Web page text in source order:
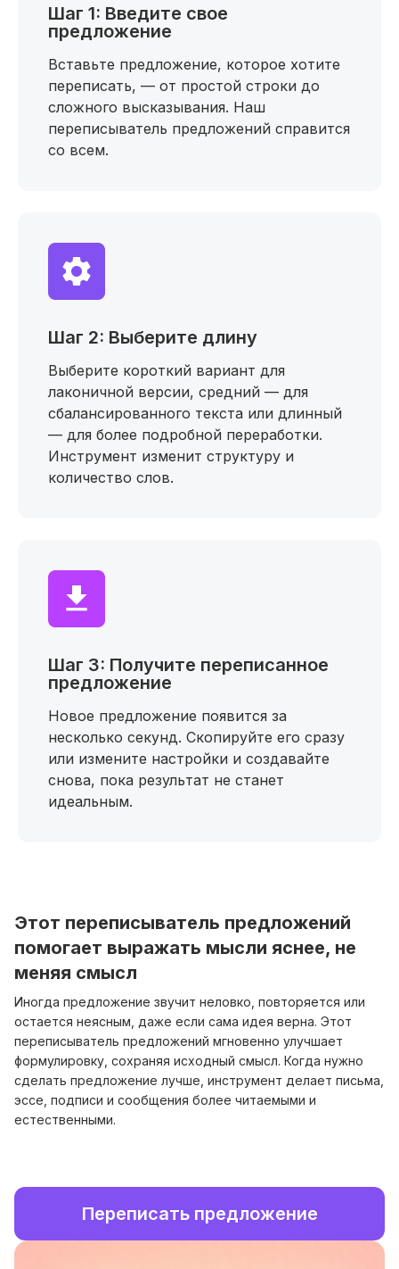
Шаг 1: Введите свое
предложение
Вставьте предложение, которое хотите
переписать, — от простой строки до
сложного высказывания. Наш
переписыватель предложений справится
со всем.
Шаг 2: Выберите длину
Выберите короткий вариант для
лаконичной версии, средний — для
сбалансированного текста или длинный
— для более подробной переработки.
Инструмент изменит структуру и
количество слов.
Шаг 3: Получите переписанное
предложение
Новое предложение появится за
несколько секунд. Скопируйте его сразу
или измените настройки и создавайте
снова, пока результат не станет
идеальным.
Этот переписыватель предложений
помогает выражать мысли яснее, не
меняя смысл
Иногда предложение звучит неловко, повторяется или
остается неясным, даже если сама идея верна. Этот
переписыватель предложений мгновенно улучшает
формулировку, сохраняя исходный смысл. Когда нужно
сделать предложение лучше, инструмент делает письма,
эссе, подписи и сообщения более читаемыми и
естественными.
Переписать предложение